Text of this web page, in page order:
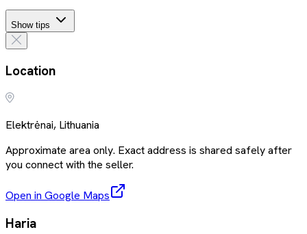
Show tips
Location
Elektrėnai, Lithuania
Approximate area only. Exact address is shared safely after
you connect with the seller.
Open in Google Maps
Haria